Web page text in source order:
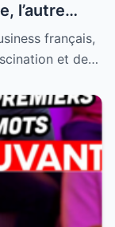
l’autre
dévoilé
français,
et de…